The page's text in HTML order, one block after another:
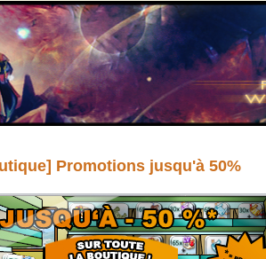
Promotions jusqu'à 50%